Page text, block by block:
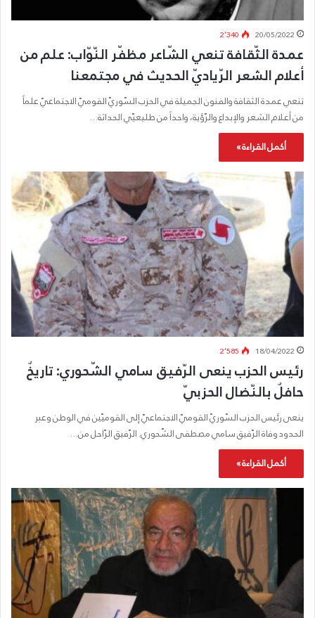
20/05/2022 2٬340
عمدة الثّقافة تنعي الشّاعر مظفّر النّوّاب: علم من
أعلام الشعر الرّياديّ الحديث في مجتمعنا
تنعي عمدة الثقافة والفنون الجميلة في الحزب السّوريّ القوميّ الاجتماعيّ علماً
من أعلام الشعر والإبداع والرّؤية، واحداً من طليعيّي الحداثة…
أكمل القراءة »
18/04/2022 2٬585
رئيس الحزب ينعى الرّفيق سامي الشّحوري: تاريخٌ
حافلٌ بالنّضال الحزبيّ
ينعى رئيس الحزب السّوريّ القوميّ الاجتماعيّ إلى القوميّين في الوطن وعبر
الحدود وفاة الرّفيق سامي مصطفى الشّحوري. الرّفيق الرّاحل من…
أكمل القراءة »